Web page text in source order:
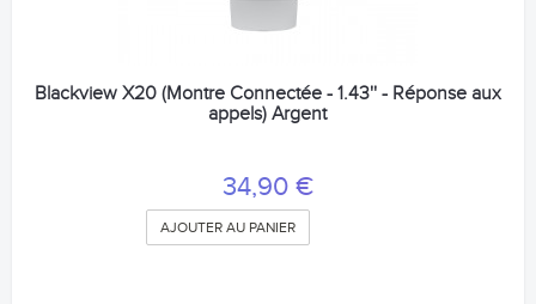
Blackview X20 (Montre Connectée - 1.43'' - Réponse aux
appels) Argent
34,90 €
AJOUTER AU PANIER